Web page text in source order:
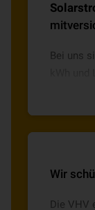
Bei uns
Wir
Die VHV